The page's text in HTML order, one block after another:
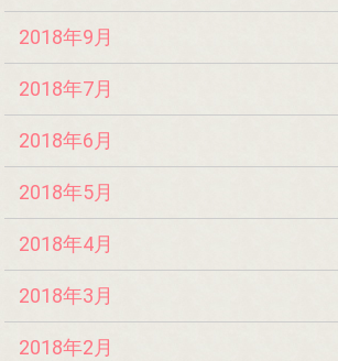
2018年9月
2018年7月
2018年6月
2018年5月
2018年4月
2018年3月
2018年2月